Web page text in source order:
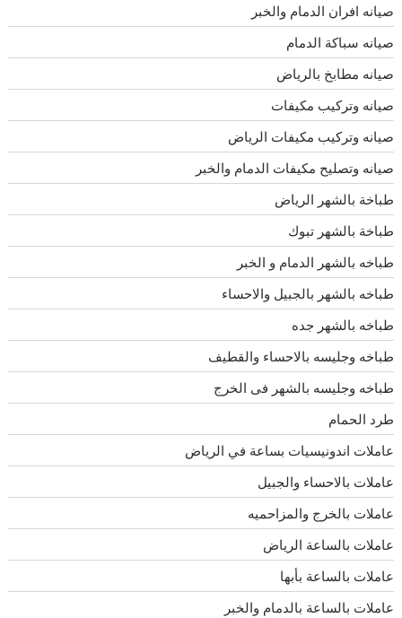
صيانه افران الدمام والخبر
صيانه سباكة الدمام
صيانه مطابخ بالرياض
صيانه وتركيب مكيفات
صيانه وتركيب مكيفات الرياض
صيانه وتصليح مكيفات الدمام والخبر
طباخة بالشهر الرياض
طباخة بالشهر تبوك
طباخه بالشهر الدمام و الخبر
طباخه بالشهر بالجبيل والاحساء
طباخه بالشهر جده
طباخه وجليسه بالاحساء والقطيف
طباخه وجليسه بالشهر فى الخرج
طرد الحمام
عاملات اندونيسيات بساعة في الرياض
عاملات بالاحساء والجبيل
عاملات بالخرج والمزاحميه
عاملات بالساعة الرياض
عاملات بالساعة بأبها
عاملات بالساعة بالدمام والخبر